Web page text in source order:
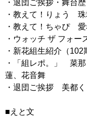
・退団ご挨拶・舞台
・教えて！りょう 珠
・教えて！ちゃぴ
・ウォッチ ザ フォ
・新花組生紹介（102
・「組レポ。」 菜那
蓮、花音舞
・退団ご挨拶 美都
■えと文